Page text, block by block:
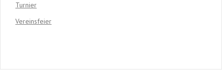
Turnier
Vereinsfeier